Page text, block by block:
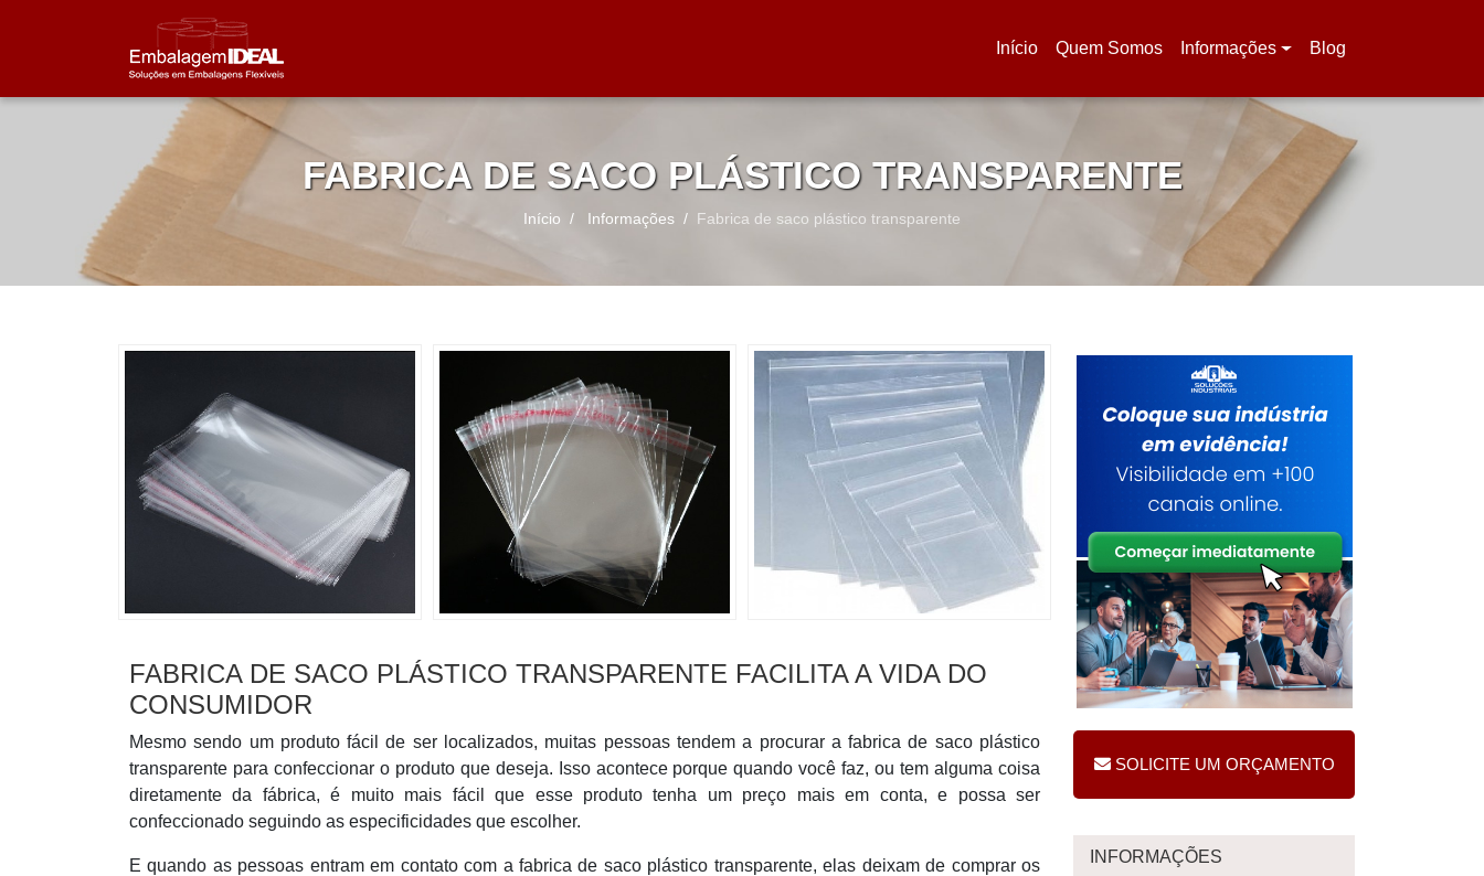
Início
(current)
Quem Somos Informações Blog
FABRICA DE SACO PLÁSTICO TRANSPARENTE
Início Informações Fabrica de saco plástico transparente
FABRICA DE SACO PLÁSTICO TRANSPARENTE FACILITA A VIDA DO
CONSUMIDOR
Mesmo sendo um produto fácil de ser localizados, muitas pessoas tendem a procurar a fabrica de saco plástico
transparente para confeccionar o produto que deseja. Isso acontece porque quando você faz, ou tem alguma coisa
diretamente da fábrica, é muito mais fácil que esse produto tenha um preço mais em conta, e possa ser
confeccionado seguindo as especificidades que escolher.
E quando as pessoas entram em contato com a fabrica de saco plástico transparente, elas deixam de comprar os
SOLICITE UM ORÇAMENTO
INFORMAÇÕES